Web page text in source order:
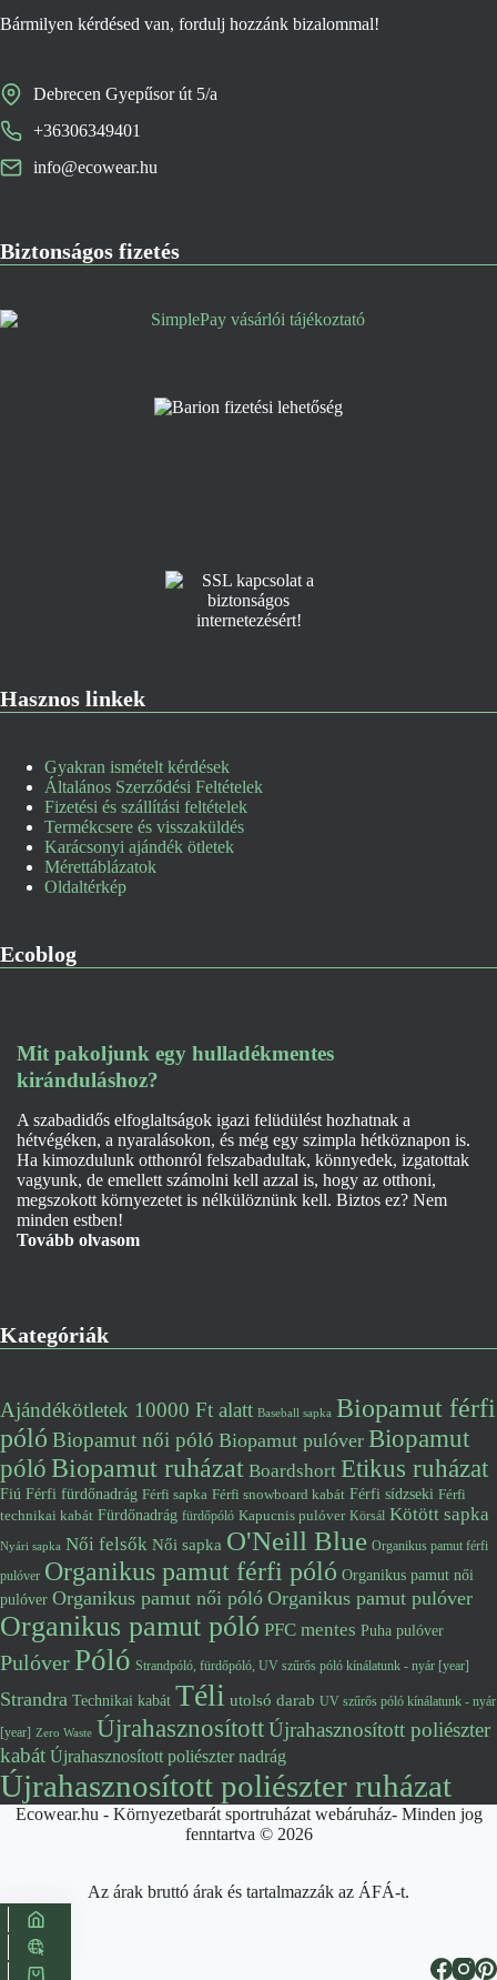
Bármilyen kérdésed van, fordulj hozzánk bizalommal!
Debrecen Gyepűsor út 5/a
+36306349401
info@ecowear.hu
Biztonságos fizetés
Hasznos linkek
Gyakran ismételt kérdések
Általános Szerződési Feltételek
Fizetési és szállítási feltételek
Termékcsere és visszaküldés
Karácsonyi ajándék ötletek
Mérettáblázatok
Oldaltérkép
Ecoblog
Mit pakoljunk egy hulladékmentes
kiránduláshoz?
A szabadidős elfoglaltságok igazi felüdülést hozhatnak a
hétvégéken, a nyaralásokon, és még egy szimpla hétköznapon is.
Ha kimozdulunk otthonról felszabadultak, könnyedek, izgatottak
vagyunk, de emellett számolni kell azzal is, hogy az otthoni,
megszokott környezetet is nélkülöznünk kell. Biztos ez? Nem
minden estben!
Tovább olvasom
Kategóriák
Ajándékötletek 10000 Ft alatt Baseball sapka Biopamut férfi
póló Biopamut női póló Biopamut pulóver Biopamut
pólóBiopamut ruházat Boardshort Etikus ruházat
Fiú Férfi fürdőnadrág Férfi sapka Férfi snowboard kabát Férfi sídzseki Férfi
technikai kabát Fürdőnadrág fürdőpóló Kapucnis pulóver Körsál Kötött sapka
Nyári sapka Női felsők Női sapka O'Neill Blue Organikus pamut férfi
pulóver Organikus pamut férfi póló Organikus pamut női
pulóver Organikus pamut női póló Organikus pamut pulóver
Organikus pamut póló PFC mentes Puha pulóver
PulóverPóló Strandpóló, fürdőpóló, UV szűrős póló kínálatunk - nyár [year]
Strandra Technikai kabát Téli utolsó darab UV szűrős póló kínálatunk - nyár
[year] Zero Waste ÚjrahasznosítottÚjrahasznosított poliészter
kabát Újrahasznosított poliészter nadrág
Újrahasznosított poliészter ruházat
Ecowear.hu - Környezetbarát sportruházat webáruház- Minden jog
fenntartva © 2026
Az árak bruttó árak és tartalmazzák az ÁFÁ-t.